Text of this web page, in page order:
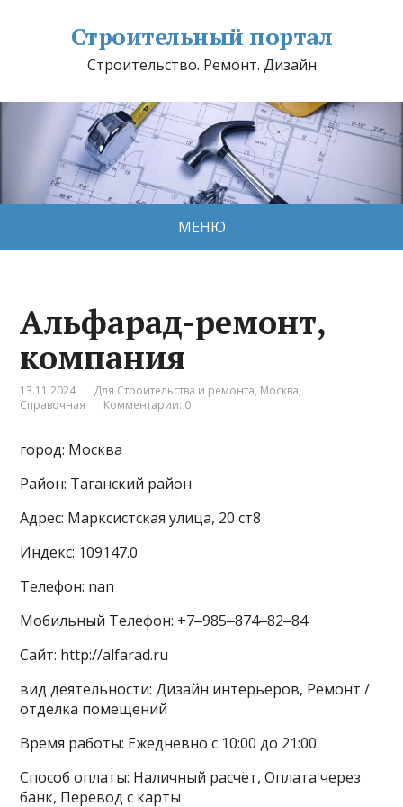
Строительный портал
Строительство. Ремонт. Дизайн
МЕНЮ
Альфарад-ремонт,
компания
13.11.2024 Для Строительства и ремонта, Москва,
Справочная
Комментарии: 0
город: Москва
Район: Таганский район
Адрес: Марксистская улица, 20 ст8
Индекс: 109147.0
Телефон: nan
Мобильный Телефон: +7‒985‒874‒82‒84
Сайт: http://alfarad.ru
вид деятельности: Дизайн интерьеров, Ремонт /
отделка помещений
Время работы: Ежедневно с 10:00 до 21:00
Способ оплаты: Наличный расчёт, Оплата через
банк, Перевод с карты